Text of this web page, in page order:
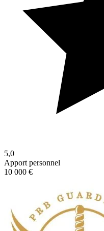
5,0
Apport personnel
10 000 €